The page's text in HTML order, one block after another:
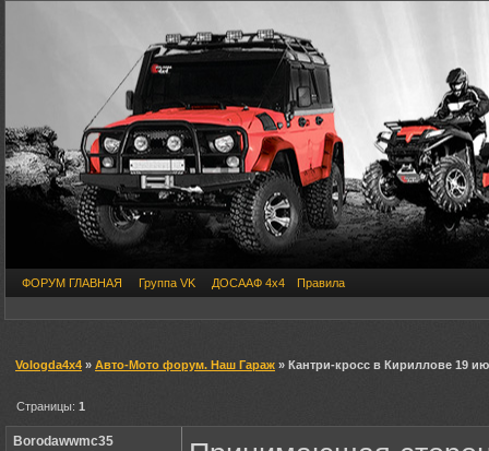
ФОРУМ ГЛАВНАЯ Группа VK ДОСААФ 4х4 Правила
Vologda4x4 » Авто-Мото форум. Наш Гараж » Кантри-кросс в Кириллове 19
Страницы:1
Borodawwmc35